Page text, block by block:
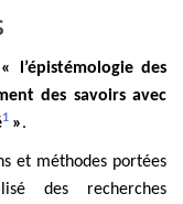
l’épistémologie des
des savoirs avec
1 ».
et méthodes portées
des recherches